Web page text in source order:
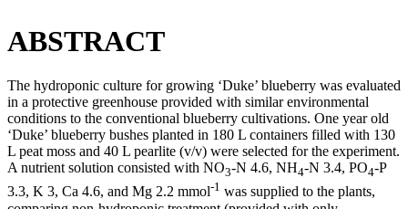
ABSTRACT
The hydroponic culture for growing ‘Duke’ blueberry was evaluated
in a protective greenhouse provided with similar environmental
conditions to the conventional blueberry cultivations. One year old
‘Duke’ blueberry bushes planted in 180 L containers filled with 130
L peat moss and 40 L pearlite (v/v) were selected for the experiment.
A nutrient solution consisted with NO3-N 4.6, NH4-N 3.4, PO4-P
3.3, K 3, Ca 4.6, and Mg 2.2 mmol-1 was supplied to the plants,